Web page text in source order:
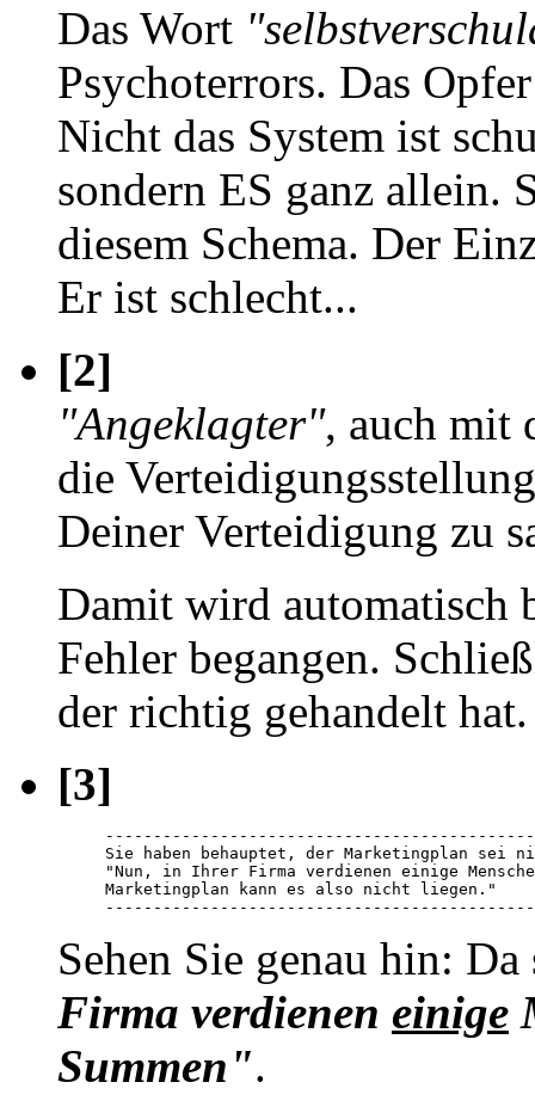
Das Wort
Psychoterrors. Das
Nicht das System ist
sondern ES ganz allein.
diesem Schema. Der
Er ist schlecht...
[2]
"Angeklagter", auch mit
die
Deiner Verteidigung zu
Damit wird automatisch
Fehler begangen.
der richtig gehandelt
[3]
Sie haben behauptet, der Marketingplan sei
"Nun, in Ihrer Firma verdienen einige
Marketingplan kann es also
Sehen Sie genau hin:
Firma verdienen einige
Summen".